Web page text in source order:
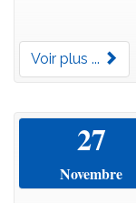
Voir plus ...
27
Novembre